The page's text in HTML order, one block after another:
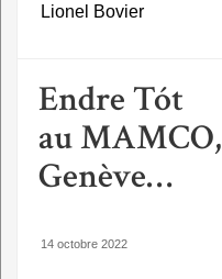
Lionel Bovier
Endre Tót
au MAMCO,
Genève…
14 octobre 2022